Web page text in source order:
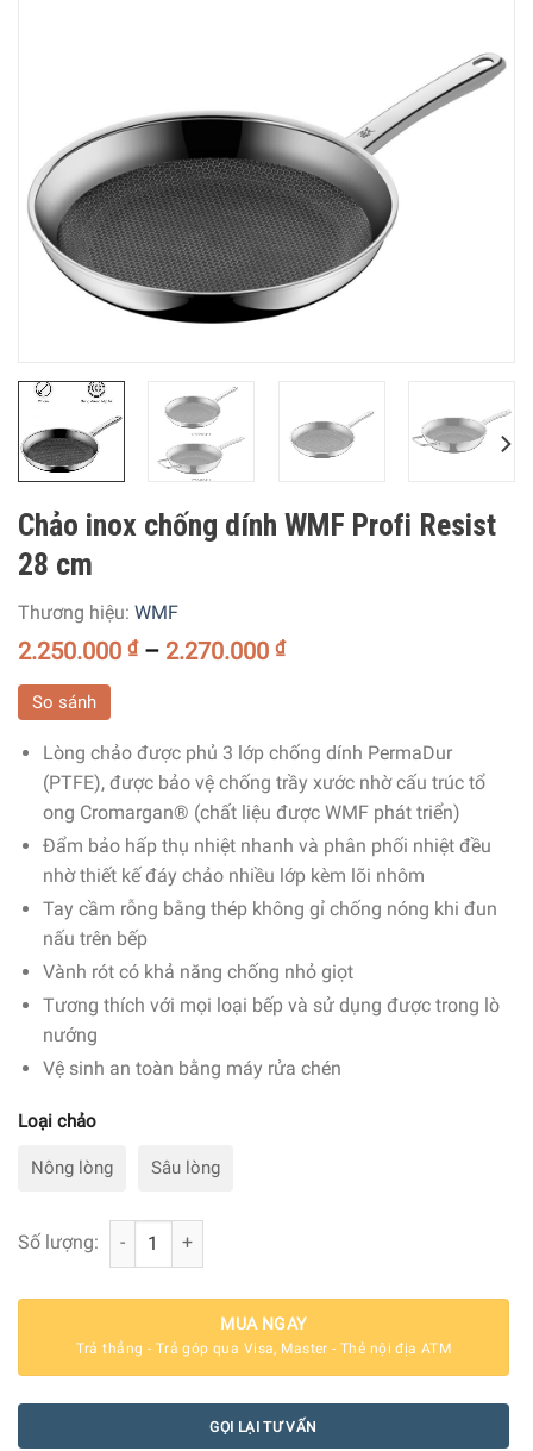
Chảo inox chống dính WMF Profi Resist
28 cm
Thương hiệu: WMF
2.250.000 ₫– 2.270.000 ₫
So sánh
Lòng chảo được phủ 3 lớp chống dính PermaDur
(PTFE), được bảo vệ chống trầy xước nhờ cấu trúc tổ
ong Cromargan® (chất liệu được WMF phát triển)
Đẩm bảo hấp thụ nhiệt nhanh và phân phối nhiệt đều
nhờ thiết kế đáy chảo nhiều lớp kèm lõi nhôm
Tay cầm rỗng bằng thép không gỉ chống nóng khi đun
nấu trên bếp
Vành rót có khả năng chống nhỏ giọt
Tương thích với mọi loại bếp và sử dụng được trong lò
nướng
Vệ sinh an toàn bằng máy rửa chén
Loại chảo
Nông lòng Sâu lòng
Số lượng: Chảo inox chống dính WMF Profi Resist 28 cm số lượng
MUA NGAY
Trả thẳng - Trả góp qua Visa, Master - Thẻ nội địa ATM
GỌI LẠI TƯ VẤN